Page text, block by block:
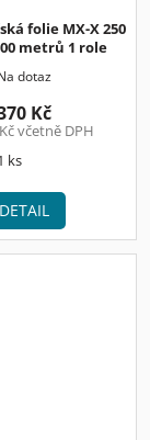
folie MX-X 250
mm x 1500 metrů 1 role
dotaz
včetně DPH
Kč
ks
DETAIL